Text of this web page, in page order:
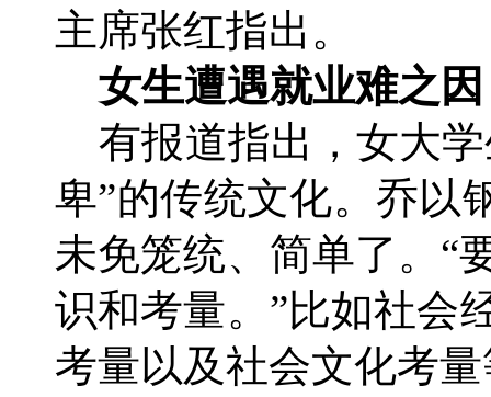
主席张红指出。
女生遭遇就业难之因
有报道指出，女大学
卑”的传统文化。乔以
未免笼统、简单了。“
识和考量。”比如社会
考量以及社会文化考